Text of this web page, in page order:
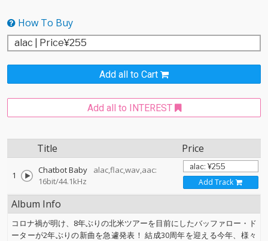
How To Buy
Add all to Cart
Add all to INTEREST
Title Price
1 Chatbot Baby
alac,flac,wav,aac:
16bit/44.1kHz
Add Track
Album Info
コロナ禍が明け、8年ぶりの北米ツアーを目前にしたバッファロー・ド
ーターが2年ぶりの新曲を急遽発表！ 結成30周年を迎える今年、様々